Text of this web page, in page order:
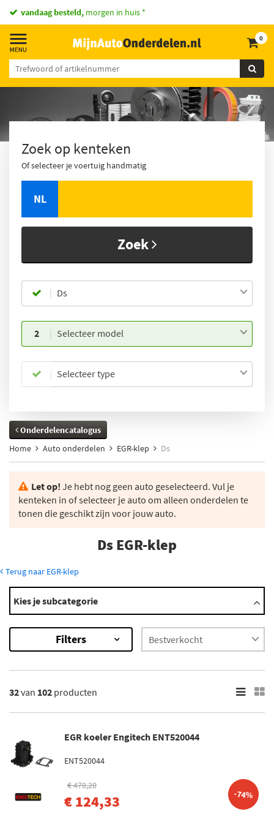
vandaag besteld, morgen in huis *
0
Zoek op kenteken
Of selecteer je voertuig handmatig
NL
Zoek
Ds
2 Selecteer model
Selecteer type
Onderdelencatalogus
Home
Auto onderdelen EGR-klep Ds
Let op! Je hebt nog geen auto geselecteerd. Vul je
kenteken in of selecteer je auto om alleen onderdelen te
tonen die geschikt zijn voor jouw auto.
Ds EGR-klep
Terug naar EGR-klep
Modellen
DS3
DS4
Ds 3 Crossback
Ds 4
×
Resultaten
×
Merk
Pierburg (6)
Febi Bilstein (2)
Kies je subcategorie
Filters
32van 102 producten
EGR koeler Engitech ENT520044
ENT520044
€ 478,20
€ 124,33 -74%